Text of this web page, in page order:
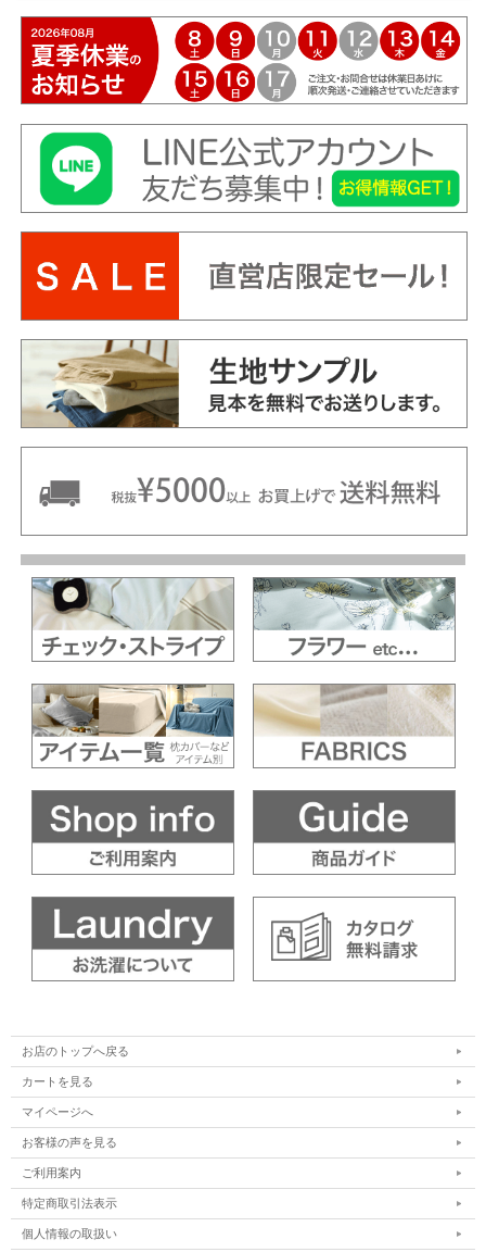
お店のトップへ戻る
カートを見る
マイページへ
お客様の声を見る
ご利用案内
特定商取引法表示
個人情報の取扱い